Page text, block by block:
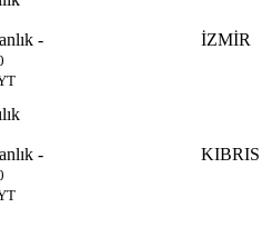
- İZMİR
- KIBRIS